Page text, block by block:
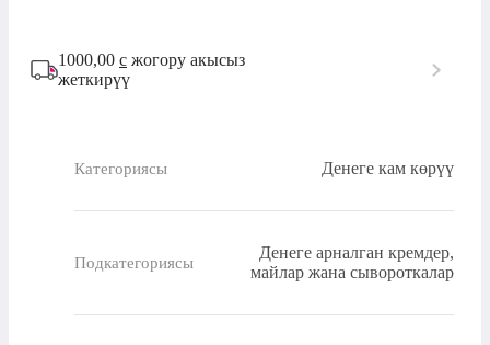
1000,00 с жогору акысыз
жеткирүү
Категориясы Денеге кам көрүү
Подкатегориясы
Денеге арналган кремдер,
майлар жана сывороткалар